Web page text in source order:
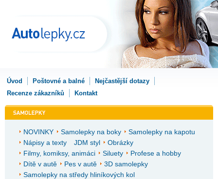
Úvod Poštovné a balné
Nejčastější dotazy
Recenze zákazníků
Kontakt
NOVINKY Samolepky na boky
Samolepky na kapotu
Nápisy a texty
JDM styl
Obrázky
Filmy, komiksy, animáci
Siluety
Profese a hobby
Dítě v autě
Pes v autě
3D samolepky
Samolepky na středy hliníkových kol